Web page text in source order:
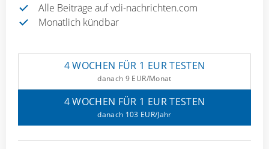
Alle Beiträge auf vdi-nachrichten.com
Monatlich kündbar
4 WOCHEN FÜR 1 EUR TESTEN
danach 9 EUR/Monat
4 WOCHEN FÜR 1 EUR TESTEN
danach 103 EUR/Jahr